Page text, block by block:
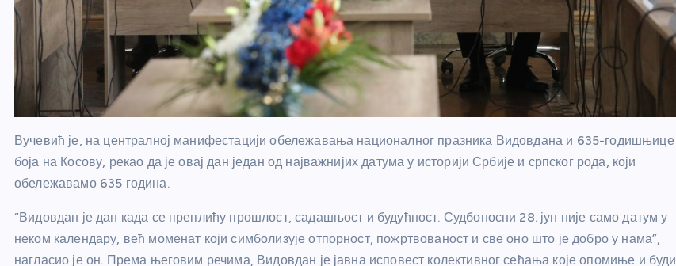
Вучевић је, на централној манифестацији обележавања националног празника Видовдана и 635-годишњице
боја на Косову, рекао да је овај дан један од најважнијих датума у историји Србије и српског рода, који
обележавамо 635 година.
“Видовдан је дан када се преплићу прошлост, садашњост и будућност. Судбоносни 28. јун није само датум у
неком календару, већ моменат који симболизује отпорност, пожртвованост и све оно што је добро у нама”,
нагласио је он. Према његовим речима, Видовдан је јавна исповест колективног сећања које опомиње и буди,